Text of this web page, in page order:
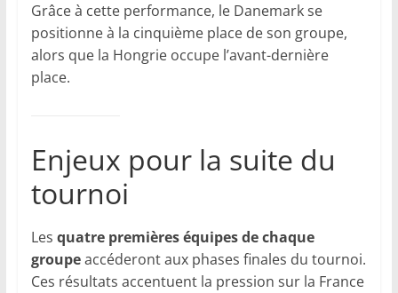
Grâce à cette performance, le Danemark se
positionne à la cinquième place de son groupe,
alors que la Hongrie occupe l’avant-dernière
place.
Enjeux pour la suite du
tournoi
Les quatre premières équipes de chaque
groupeaccéderont aux phases finales du tournoi.
Ces résultats accentuent la pression sur la France